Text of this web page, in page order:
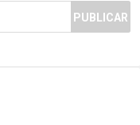
PUBLICAR